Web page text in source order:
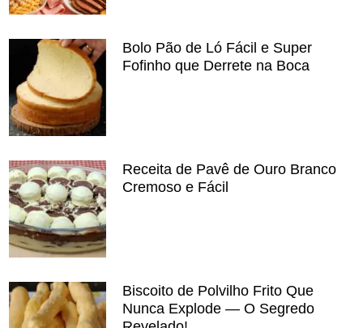
Bolo Pão de Ló Fácil e Super
Fofinho que Derrete na Boca
Receita de Pavê de Ouro Branco
Cremoso e Fácil
Biscoito de Polvilho Frito Que
Nunca Explode — O Segredo